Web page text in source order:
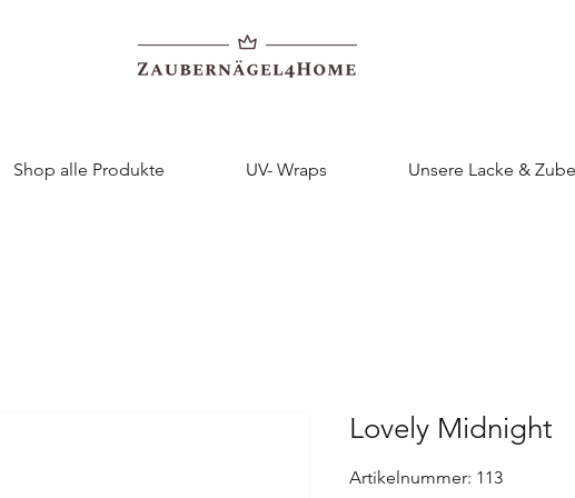
Shop alle Produkte UV- Wraps Unsere Lacke &
Lovely Midnight
Artikelnummer: 113